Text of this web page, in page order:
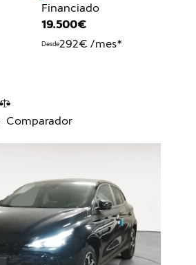
Financiado
19.500€
Desde292€ /mes*
Comparador